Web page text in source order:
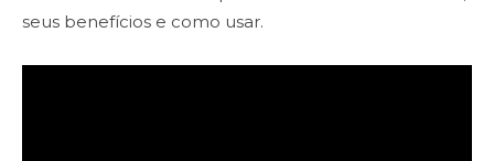
seus benefícios e como usar.